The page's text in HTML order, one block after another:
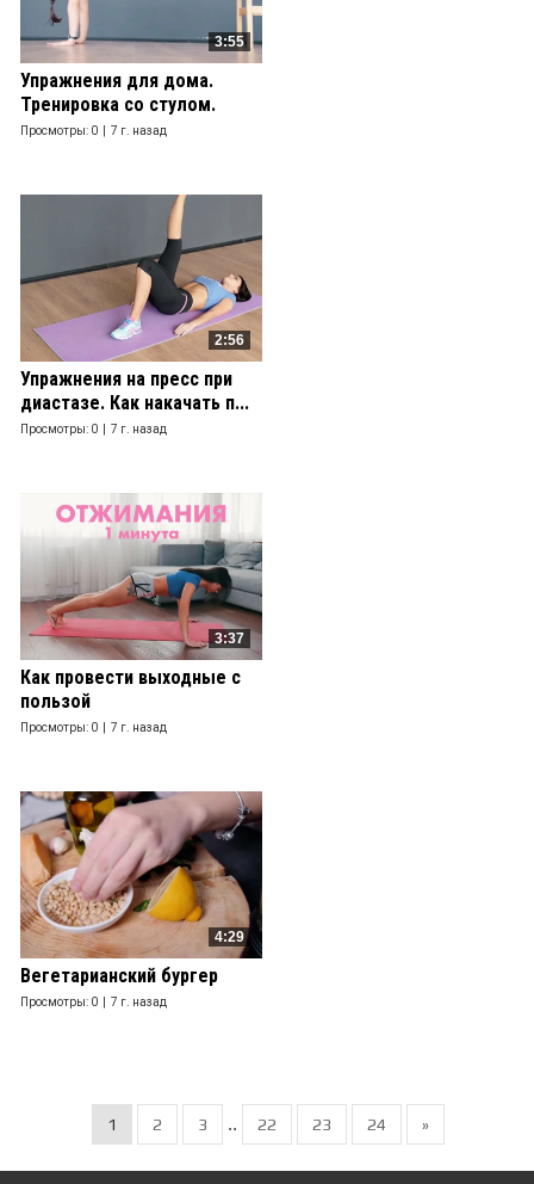
3:55
Упражнения для дома.
Тренировка со стулом.
Просмотры: 0 | 7 г. назад
2:56
Упражнения на пресс при
диастазе. Как накачать п...
Просмотры: 0 | 7 г. назад
3:37
Как провести выходные с
пользой
Просмотры: 0 | 7 г. назад
4:29
Вегетарианский бургер
Просмотры: 0 | 7 г. назад
1 2 3 .. 22 23 24 »